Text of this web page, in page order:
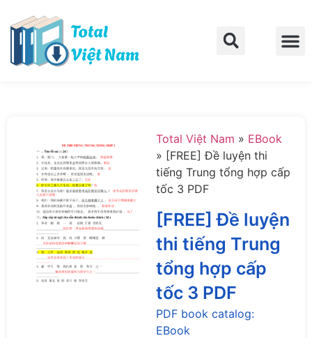
Total Việt Nam » EBook
» [FREE] Đề luyện thi
tiếng Trung tổng hợp cấp
tốc 3 PDF
[FREE] Đề luyện
thi tiếng Trung
tổng hợp cấp
tốc 3 PDF
PDF book catalog:
EBook